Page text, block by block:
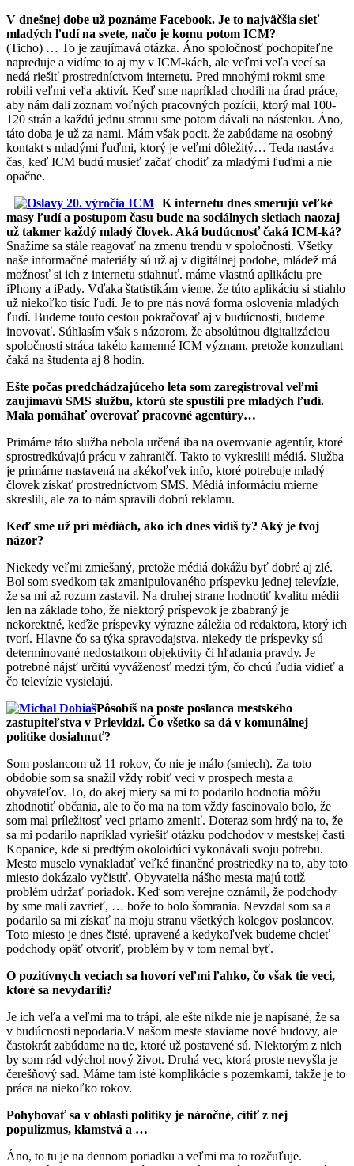
V dnešnej dobe už poznáme Facebook. Je to najväčšia sieť
mladých ľudí na svete, načo je komu potom ICM?
(Ticho) … To je zaujímavá otázka. Áno spoločnosť pochopiteľne
napreduje a vidíme to aj my v ICM-kách, ale veľmi veľa vecí sa
nedá riešiť prostredníctvom internetu. Pred mnohými rokmi sme
robili veľmi veľa aktivít. Keď sme napríklad chodili na úrad práce,
aby nám dali zoznam voľných pracovných pozícii, ktorý mal 100-
120 strán a každú jednu stranu sme potom dávali na nástenku. Áno,
táto doba je už za nami. Mám však pocit, že zabúdame na osobný
kontakt s mladými ľuďmi, ktorý je veľmi dôležitý… Teda nastáva
čas, keď ICM budú musieť začať chodiť za mladými ľuďmi a nie
opačne.
K internetu dnes smerujú veľké
masy ľudí a postupom času bude na sociálnych sietiach naozaj
už takmer každý mladý človek. Aká budúcnosť čaká ICM-ká?
Snažíme sa stále reagovať na zmenu trendu v spoločnosti. Všetky
naše informačné materiály sú už aj v digitálnej podobe, mládež má
možnosť si ich z internetu stiahnuť. máme vlastnú aplikáciu pre
iPhony a iPady. Vďaka štatistikám vieme, že túto aplikáciu si stiahlo
už niekoľko tisíc ľudí. Je to pre nás nová forma oslovenia mladých
ľudí. Budeme touto cestou pokračovať aj v budúcnosti, budeme
inovovať. Súhlasím však s názorom, že absolútnou digitalizáciou
spoločnosti stráca takéto kamenné ICM význam, pretože konzultant
čaká na študenta aj 8 hodín.
Ešte počas predchádzajúceho leta som zaregistroval veľmi
zaujímavú SMS službu, ktorú ste spustili pre mladých ľudí.
Mala pomáhať overovať pracovné agentúry…
Primárne táto služba nebola určená iba na overovanie agentúr, ktoré
sprostredkúvajú prácu v zahraničí. Takto to vykreslili médiá. Služba
je primárne nastavená na akékoľvek info, ktoré potrebuje mladý
človek získať prostredníctvom SMS. Médiá informáciu mierne
skreslili, ale za to nám spravili dobrú reklamu.
Keď sme už pri médiách, ako ich dnes vidíš ty? Aký je tvoj
názor?
Niekedy veľmi zmiešaný, pretože médiá dokážu byť dobré aj zlé.
Bol som svedkom tak zmanipulovaného príspevku jednej televízie,
že sa mi až rozum zastavil. Na druhej strane hodnotiť kvalitu médii
len na základe toho, že niektorý príspevok je zbabraný je
nekorektné, keďže príspevky výrazne záležia od redaktora, ktorý ich
tvorí. Hlavne čo sa týka spravodajstva, niekedy tie príspevky sú
determinované nedostatkom objektivity či hľadania pravdy. Je
potrebné nájsť určitú vyváženosť medzi tým, čo chcú ľudia vidieť a
čo televízie vysielajú.
Pôsobíš na poste poslanca mestského
zastupiteľstva v Prievidzi. Čo všetko sa dá v komunálnej
politike dosiahnuť?
Som poslancom už 11 rokov, čo nie je málo (smiech). Za toto
obdobie som sa snažil vždy robiť veci v prospech mesta a
obyvateľov. To, do akej miery sa mi to podarilo hodnotia môžu
zhodnotiť občania, ale to čo ma na tom vždy fascinovalo bolo, že
som mal príležitosť veci priamo zmeniť. Doteraz som hrdý na to, že
sa mi podarilo napríklad vyriešiť otázku podchodov v mestskej časti
Kopanice, kde si predtým okoloidúci vykonávali svoju potrebu.
Mesto muselo vynakladať veľké finančné prostriedky na to, aby toto
miesto dokázalo vyčistiť. Obyvatelia nášho mesta majú totiž
problém udržať poriadok. Keď som verejne oznámil, že podchody
by sme mali zavrieť, … bože to bolo šomrania. Nevzdal som sa a
podarilo sa mi získať na moju stranu všetkých kolegov poslancov.
Toto miesto je dnes čisté, upravené a kedykoľvek budeme chcieť
podchody opäť otvoriť, problém by v tom nemal byť.
O pozitívnych veciach sa hovorí veľmi ľahko, čo však tie veci,
ktoré sa nevydarili?
Je ich veľa a veľmi ma to trápi, ale ešte nikde nie je napísané, že sa
v budúcnosti nepodaria.V našom meste staviame nové budovy, ale
častokrát zabúdame na tie, ktoré už postavené sú. Niektorým z nich
by som rád vdýchol nový život. Druhá vec, ktorá proste nevyšla je
čerešňový sad. Máme tam isté komplikácie s pozemkami, takže je to
práca na niekoľko rokov.
Pohybovať sa v oblasti politiky je náročné, cítiť z nej
populizmus, klamstvá a …
Áno, to tu je na dennom poriadku a veľmi ma to rozčuľuje.